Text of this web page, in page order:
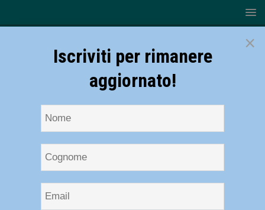
×
Iscriviti per rimanere
aggiornato!